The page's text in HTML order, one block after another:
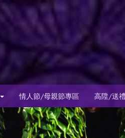
情人節/母親節專區 高陞/送禮